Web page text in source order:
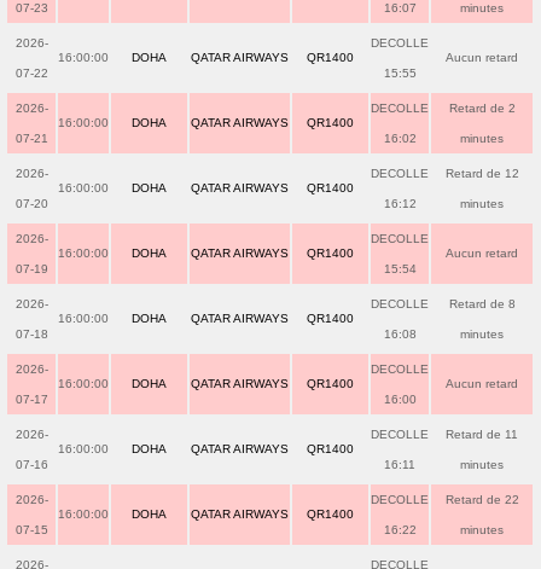
07-23 16:07 minutes
2026-
07-22
16:00:00 DOHA QATAR AIRWAYS QR1400
DECOLLE
15:55
Aucun retard
2026-
07-21
16:00:00 DOHA QATAR AIRWAYS QR1400
DECOLLE
16:02
Retard de 2
minutes
2026-
07-20
16:00:00 DOHA QATAR AIRWAYS QR1400
DECOLLE
16:12
Retard de 12
minutes
2026-
07-19
16:00:00 DOHA QATAR AIRWAYS QR1400
DECOLLE
15:54
Aucun retard
2026-
07-18
16:00:00 DOHA QATAR AIRWAYS QR1400
DECOLLE
16:08
Retard de 8
minutes
2026-
07-17
16:00:00 DOHA QATAR AIRWAYS QR1400
DECOLLE
16:00
Aucun retard
2026-
07-16
16:00:00 DOHA QATAR AIRWAYS QR1400
DECOLLE
16:11
Retard de 11
minutes
2026-
07-15
16:00:00 DOHA QATAR AIRWAYS QR1400
DECOLLE
16:22
Retard de 22
minutes
2026- DECOLLE